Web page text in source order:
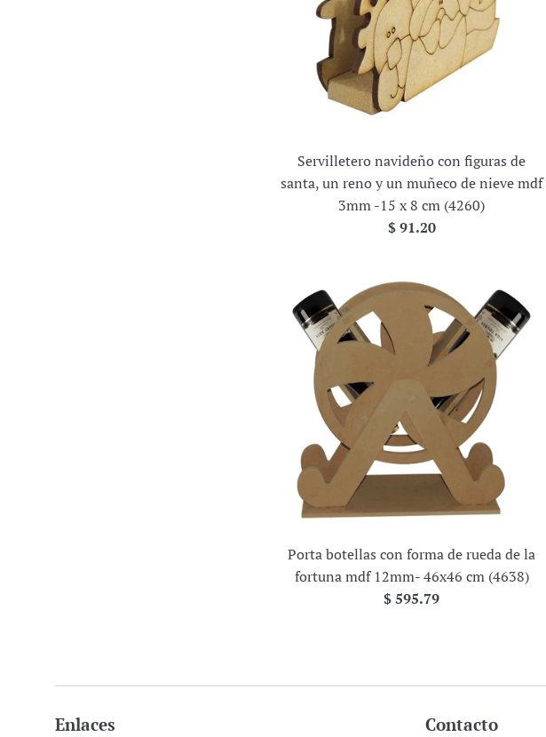
Servilletero navideño con figuras de
santa, un reno y un muñeco de nieve mdf
3mm -15 x 8 cm (4260)
Precio
$ 91.20
Porta botellas con forma de rueda de la
fortuna mdf 12mm- 46x46 cm (4638)
Precio
$ 595.79
Enlaces Contacto